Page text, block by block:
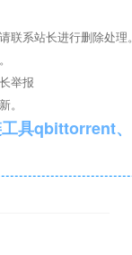
系站长进行删除处理。
举报
。
、 uTottentBitcomet